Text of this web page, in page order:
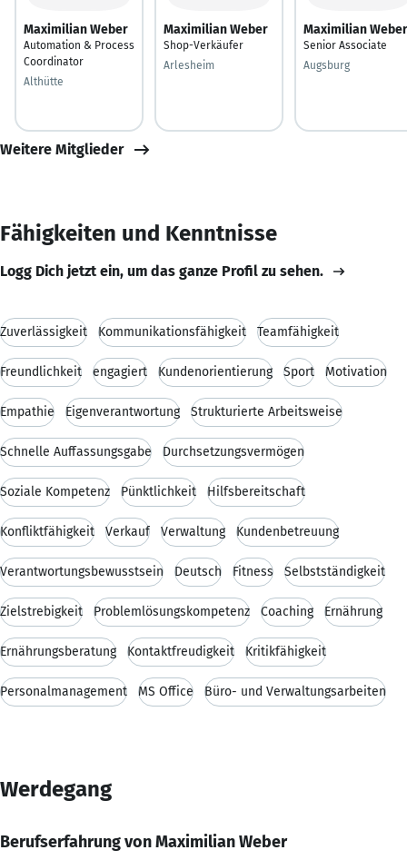
Maximilian Weber
Automation & Process
Coordinator
Althütte
Maximilian Weber
Shop-Verkäufer
Arlesheim
Maximilian Weber
Senior Associate
Augsburg
Weitere Mitglieder
Fähigkeiten und Kenntnisse
Logg Dich jetzt ein, um das ganze Profil zu sehen.
Zuverlässigkeit Kommunikationsfähigkeit Teamfähigkeit
Freundlichkeit engagiert Kundenorientierung Sport Motivation
Empathie Eigenverantwortung Strukturierte Arbeitsweise
Schnelle Auffassungsgabe Durchsetzungsvermögen
Soziale Kompetenz Pünktlichkeit Hilfsbereitschaft
Konfliktfähigkeit Verkauf Verwaltung Kundenbetreuung
Verantwortungsbewusstsein Deutsch Fitness Selbstständigkeit
Zielstrebigkeit Problemlösungskompetenz Coaching Ernährung
Ernährungsberatung Kontaktfreudigkeit Kritikfähigkeit
Personalmanagement MS Office Büro- und Verwaltungsarbeiten
Werdegang
Berufserfahrung von Maximilian Weber